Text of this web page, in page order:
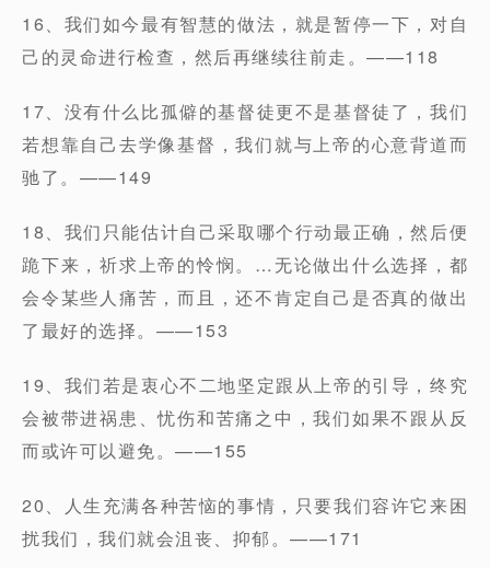
16、我们如今最有智慧的做法，就是暂停一下，对自
己的灵命进行检查，然后再继续往前走。——118
17、没有什么比孤僻的基督徒更不是基督徒了，我们
若想靠自己去学像基督，我们就与上帝的心意背道而
驰了。——149
18、我们只能估计自己采取哪个行动最正确，然后便
跪下来，祈求上帝的怜悯。…无论做出什么选择，都
会令某些人痛苦，而且，还不肯定自己是否真的做出
了最好的选择。——153
19、我们若是衷心不二地坚定跟从上帝的引导，终究
会被带进祸患、忧伤和苦痛之中，我们如果不跟从反
而或许可以避免。——155
20、人生充满各种苦恼的事情，只要我们容许它来困
扰我们，我们就会沮丧、抑郁。——171